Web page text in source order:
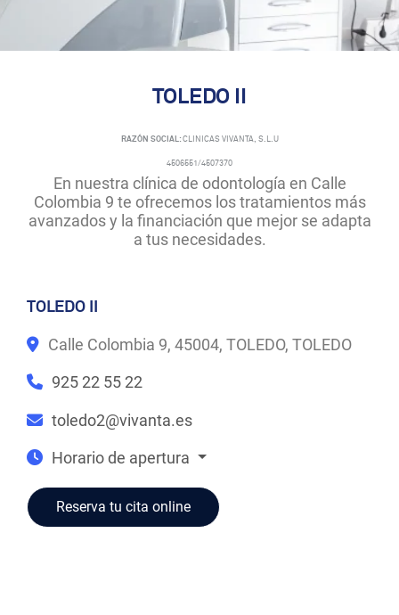
TOLEDO II
RAZÓN SOCIAL:CLINICAS VIVANTA, S.L.U
4506551/4507370
En nuestra clínica de odontología en Calle
Colombia 9 te ofrecemos los tratamientos más
avanzados y la financiación que mejor se adapta
a tus necesidades.
TOLEDO II
Calle Colombia 9, 45004, TOLEDO, TOLEDO
925 22 55 22
toledo2@vivanta.es
Horario de apertura
Reserva tu cita online